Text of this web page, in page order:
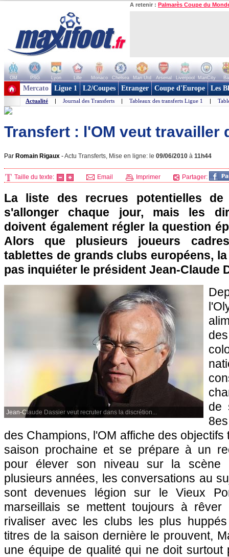
A retenir : Palmarès Coupe du
OM PSG Lyon Lille Monaco Chelsea Man Utd Arsenal Liverpool ManCity
+ de clubs
Mercato Ligue 1 L2/Coupes Etranger Coupe d'Europe Les
Actualité | Journal des Transferts | Tableaux des transferts Ligue 1 |
Transfert : l'OM veut travailler
Par Romain Rigaux -Actu Transferts, Mise en ligne: le 09/06/2010 à 11h44
Taille du texte: Email Imprimer Partager:
La liste des recrues potentielles
s'allonger chaque jour, mais les
doivent également régler la question
Alors que plusieurs joueurs
tablettes de grands clubs européens,
pas inquiéter le président Jean-Claude
Jean-Claude Dassier veut recruter dans la discrétion...
de
des Champions, l'OM affiche des
saison prochaine et se prépare à un
pour élever son niveau sur la scène
plusieurs années, les conversations au
sont devenues légion sur le Vieux
marseillais se mettent toujours à rêver
rivaliser avec les clubs les plus
titres de la saison dernière le prouvent,
une équipe de qualité qui ne doit surtout